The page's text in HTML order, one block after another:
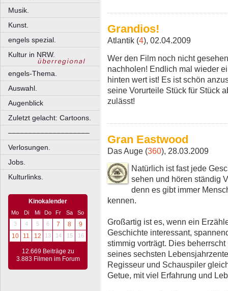
Musik.
Kunst.
engels spezial.
Kultur in NRW.
engels-Thema.
Auswahl.
Augenblick
Zuletzt gelacht: Cartoons.
––––––––––––––––––––
Verlosungen.
Jobs.
Kulturlinks.
Kinokalender
Mo Di Mi Do Fr Sa
So
3
4 5 6 7 8
9
10
11 12 13 14 15 16
12.669 Beiträge zu
3.883 Filmen im Forum
Grandios!
Atlantik (4), 02.04.2009
Wer den Film noch nicht
nachholen! Endlich mal wieder
hinten wert ist! Es ist schön
seine Vorurteile Stück für Stück
zulässt!
Gran Eastwood
Das Auge (360), 28.03.2009
Natürlich ist fast jede
sehen und hören ständig
denn es gibt immer
kennen.
Großartig ist es, wenn ein
Geschichte interessant,
stimmig vorträgt. Dies
seines sechsten
Regisseur und Schauspiler
Getue, mit viel Erfahrung und